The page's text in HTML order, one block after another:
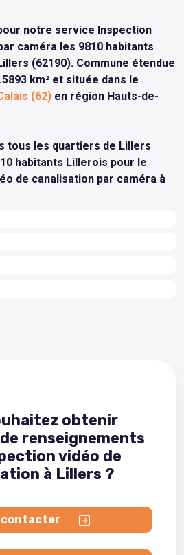
notre service Inspection
caméra les 9810 habitants
(62190). Commune étendue
km² et située dans le
(62) en région Hauts-de-
tous les quartiers de Lillers
habitants Lillerois pour le
de canalisation par caméra à
obtenir
renseignements
vidéo de
à Lillers ?
contacter